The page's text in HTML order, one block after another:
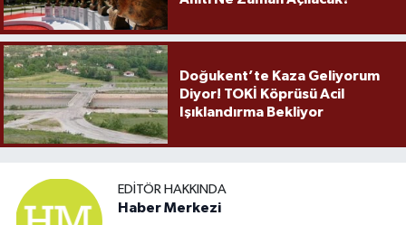
Doğukent’te Kaza Geliyorum
Diyor! TOKİ Köprüsü Acil
Işıklandırma Bekliyor
EDITÖR HAKKINDA
Haber Merkezi